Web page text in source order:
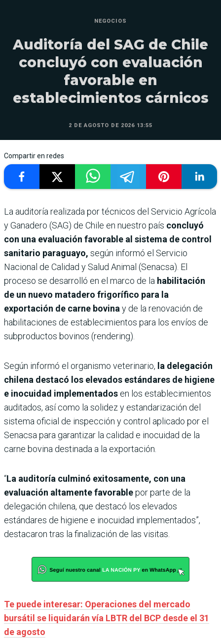
NEGOCIOS
Auditoría del SAG de Chile
concluyó con evaluación
favorable en
establecimientos cárnicos
2 DE AGOSTO DE 2026 13:55
Compartir en redes
La auditoría realizada por técnicos del Servicio Agrícola
y Ganadero (SAG) de Chile en nuestro país concluyó
con una evaluación favorable al sistema de control
sanitario paraguayo, según informó el Servicio
Nacional de Calidad y Salud Animal (Senacsa). El
proceso se desarrolló en el marco de la habilitación
de un nuevo matadero frigorífico para la
exportación de carne bovina y de la renovación de
habilitaciones de establecimientos para los envíos de
subproductos bovinos (rendering).
Según informó el organismo veterinario, la delegación
chilena destacó los elevados estándares de higiene
e inocuidad implementados en los establecimientos
auditados, así como la solidez y estandarización del
sistema oficial de inspección y control aplicado por el
Senacsa para garantizar la calidad e inocuidad de la
carne bovina destinada a la exportación.
“La auditoría culminó exitosamente, con una
evaluación altamente favorablepor parte de la
delegación chilena, que destacó los elevados
estándares de higiene e inocuidad implementados”,
destacaron tras la finalización de las visitas.
Te puede interesar: Operaciones del mercado
bursátil se liquidarán vía LBTR del BCP desde el 31
de agosto